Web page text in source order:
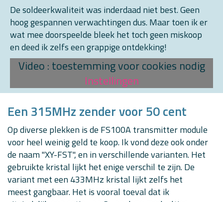
De soldeerkwaliteit was inderdaad niet best. Geen
hoog gespannen verwachtingen dus. Maar toen ik er
wat mee doorspeelde bleek het toch geen miskoop
en deed ik zelfs een grappige ontdekking!
Video : toestemming voor cookies nodig
Instellingen
Een 315MHz zender voor 50 cent
Op diverse plekken is de FS100A transmitter module
voor heel weinig geld te koop. Ik vond deze ook onder
de naam "XY-FST", en in verschillende varianten. Het
gebruikte kristal lijkt het enige verschil te zijn. De
variant met een 433MHz kristal lijkt zelfs het
meest gangbaar. Het is vooral toeval dat ik